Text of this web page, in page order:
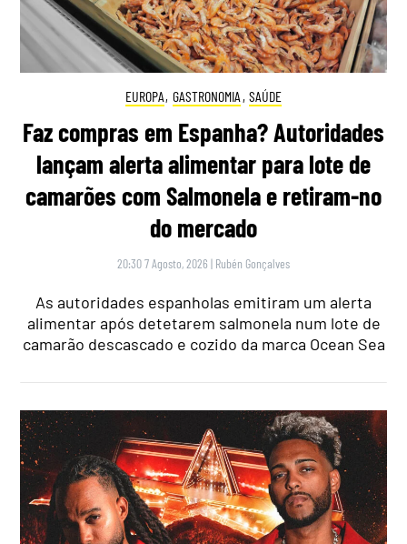
EUROPA, GASTRONOMIA , SAÚDE
Faz compras em Espanha? Autoridades
lançam alerta alimentar para lote de
camarões com Salmonela e retiram-no
do mercado
20:30 7 Agosto, 2026 | Rubén Gonçalves
As autoridades espanholas emitiram um alerta
alimentar após detetarem salmonela num lote de
camarão descascado e cozido da marca Ocean Sea